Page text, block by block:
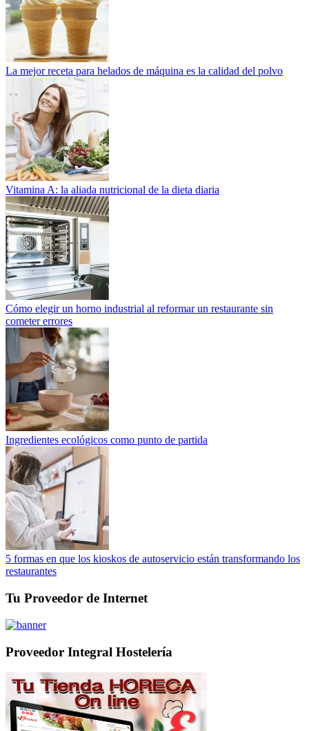
La mejor receta para helados de máquina es la calidad del polvo
Vitamina A: la aliada nutricional de la dieta diaria
Cómo elegir un horno industrial al reformar un restaurante sin
cometer errores
Ingredientes ecológicos como punto de partida
5 formas en que los kioskos de autoservicio están transformando los
restaurantes
Tu Proveedor de Internet
Proveedor Integral Hostelería